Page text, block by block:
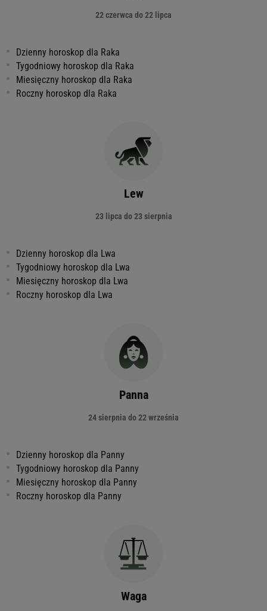
22 czerwca do 22 lipca
Dzienny horoskop dla Raka
Tygodniowy horoskop dla Raka
Miesięczny horoskop dla Raka
Roczny horoskop dla Raka
Lew
23 lipca do 23 sierpnia
Dzienny horoskop dla Lwa
Tygodniowy horoskop dla Lwa
Miesięczny horoskop dla Lwa
Roczny horoskop dla Lwa
Panna
24 sierpnia do 22 września
Dzienny horoskop dla Panny
Tygodniowy horoskop dla Panny
Miesięczny horoskop dla Panny
Roczny horoskop dla Panny
Waga